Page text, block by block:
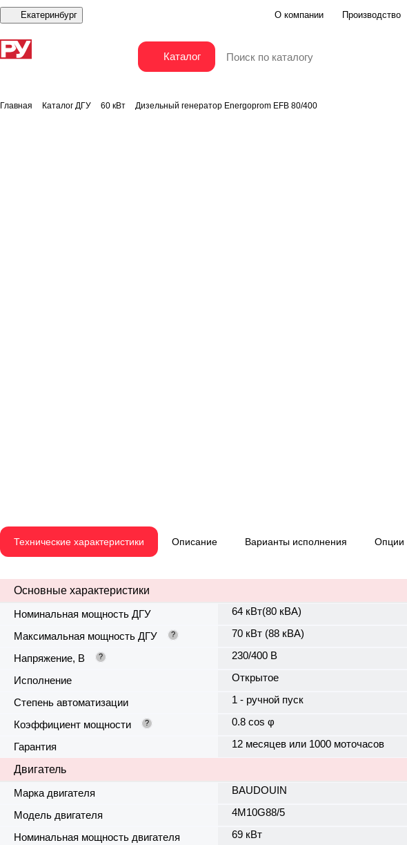
Екатеринбург О компании Производство
Каталог
Главная Каталог ДГУ 60 кВт Дизельный генератор Energoprom EFB 80/400
Дизельный генератор Energoprom EFB 80/400
Технические характеристики Описание Варианты исполнения Опции
Основные характеристики
Номинальная мощность ДГУ
64 кВт(80 кВА)
Максимальная мощность ДГУ ? 70 кВт (88 кВА)
Напряжение, В ? 230/400 В
Исполнение Открытое
Степень автоматизации 1 - ручной пуск
Коэффициент мощности ? 0.8 cos φ
Гарантия 12 месяцев или 1000 моточасов
Двигатель
Марка двигателя
BAUDOUIN
Модель двигателя 4M10G88/5
Номинальная мощность двигателя 69 кВт